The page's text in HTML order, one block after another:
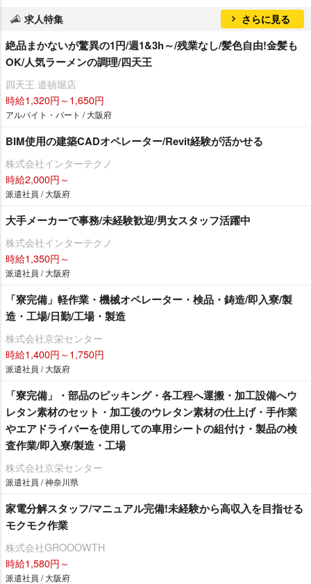
求人特集 さらに見る
絶品まかないが驚異の1円/週1&3h～/残業なし/髪色自由!金髪も
OK/人気ラーメンの調理/四天王
四天王 道頓堀店
時給1,320円～1,650円
アルバイト・パート / 大阪府
BIM使用の建築CADオペレーター/Revit経験が活かせる
株式会社インターテクノ
時給2,000円～
派遣社員 / 大阪府
大手メーカーで事務/未経験歓迎/男女スタッフ活躍中
株式会社インターテクノ
時給1,350円～
派遣社員 / 大阪府
「寮完備」軽作業・機械オペレーター・検品・鋳造/即入寮/製
造・工場/日勤/工場・製造
株式会社京栄センター
時給1,400円～1,750円
派遣社員 / 大阪府
「寮完備」・部品のピッキング・各工程へ運搬・加工設備へウ
レタン素材のセット・加工後のウレタン素材の仕上げ・手作業
エアドライバーを使用しての車用シートの組付け・製品の検
査作業/即入寮/製造・工場
株式会社京栄センター
派遣社員 / 神奈川県
家電分解スタッフ/マニュアル完備!未経験から高収入を目指せる
モクモク作業
株式会社GROOOWTH
時給1,580円～
派遣社員 / 大阪府